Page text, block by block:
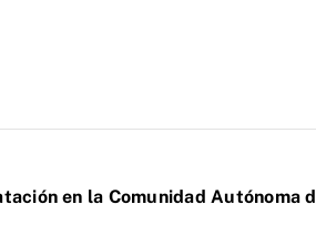
en la Comunidad Autónoma